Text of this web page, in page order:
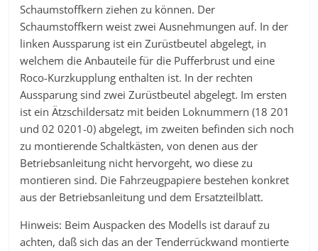
Schaumstoffkern ziehen zu können. Der
Schaumstoffkern weist zwei Ausnehmungen auf. In der
linken Aussparung ist ein Zurüstbeutel abgelegt, in
welchem die Anbauteile für die Pufferbrust und eine
Roco-Kurzkupplung enthalten ist. In der rechten
Aussparung sind zwei Zurüstbeutel abgelegt. Im ersten
ist ein Ätzschildersatz mit beiden Loknummern (18 201
und 02 0201-0) abgelegt, im zweiten befinden sich noch
zu montierende Schaltkästen, von denen aus der
Betriebsanleitung nicht hervorgeht, wo diese zu
montieren sind. Die Fahrzeugpapiere bestehen konkret
aus der Betriebsanleitung und dem Ersatzteilblatt.
Hinweis: Beim Auspacken des Modells ist darauf zu
achten, daß sich das an der Tenderrückwand montierte